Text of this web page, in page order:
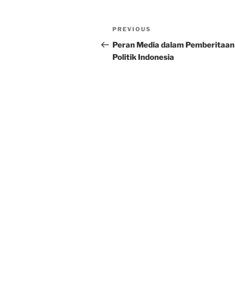
Post
navigation
Previous
Post
PREVIOUS
Peran Media dalam Pemberitaan
Politik Indonesia